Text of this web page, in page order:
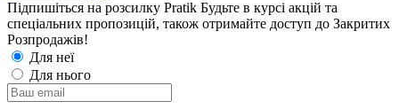
Підпишіться на розсилку Pratik Будьте в курсі акцій та
спеціальних пропозицій, також отримайте доступ до Закритих
Розпродажiв!
Для неї
Для нього